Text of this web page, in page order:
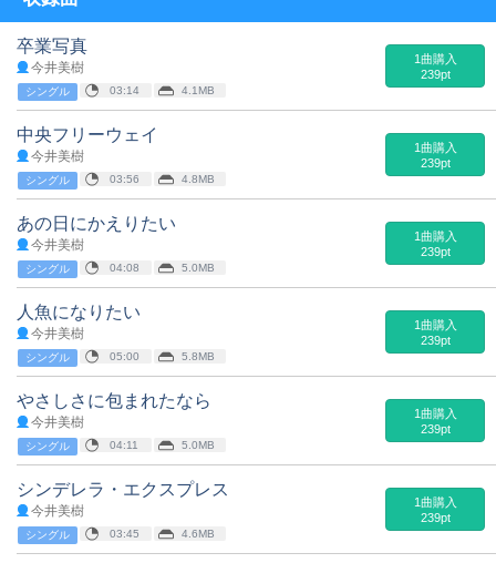
卒業写真
今井美樹
シングル 03:14 4.1MB
1曲購入
239pt
中央フリーウェイ
今井美樹
シングル 03:56 4.8MB
1曲購入
239pt
あの日にかえりたい
今井美樹
シングル 04:08 5.0MB
1曲購入
239pt
人魚になりたい
今井美樹
シングル 05:00 5.8MB
1曲購入
239pt
やさしさに包まれたなら
今井美樹
シングル 04:11 5.0MB
1曲購入
239pt
シンデレラ・エクスプレス
今井美樹
シングル 03:45 4.6MB
1曲購入
239pt